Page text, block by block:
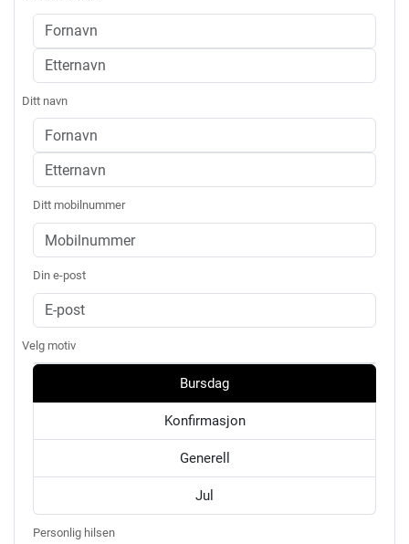
Ditt navn
Ditt mobilnummer
Din e-post
Velg motiv
Bursdag
Konfirmasjon
Generell
Jul
Personlig hilsen